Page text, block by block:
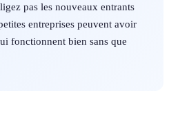
pas les nouveaux entrants
entreprises peuvent avoir
fonctionnent bien sans que